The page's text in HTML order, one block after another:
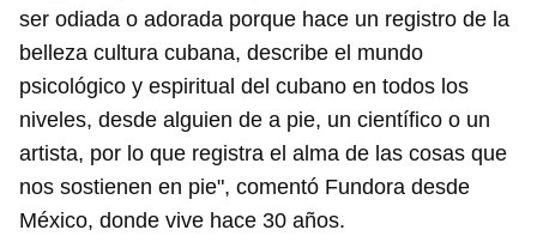
ser odiada o adorada porque hace un registro de la
belleza cultura cubana, describe el mundo
psicológico y espiritual del cubano en todos los
niveles, desde alguien de a pie, un científico o un
artista, por lo que registra el alma de las cosas que
nos sostienen en pie", comentó Fundora desde
México, donde vive hace 30 años.